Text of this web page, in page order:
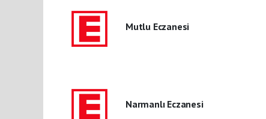
Mutlu Eczanesi
Narmanlı Eczanesi